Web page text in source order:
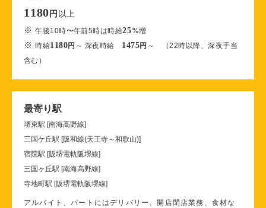
1180 円 以上
※午後10時〜午前5時は時給25%増
※時給1180円 ～ 深夜時給 1475円 ～ （22時以降、深夜手当
含む）
最寄り駅
堺東駅 [南海高野線]
三国ケ丘駅 [阪和線(天王寺～和歌山)]
宿院駅 [阪堺電軌阪堺線]
三国ヶ丘駅 [南海高野線]
寺地町駅 [阪堺電軌阪堺線]
アルバイト、パートにはデリバリー、開店閉店業務、食材な